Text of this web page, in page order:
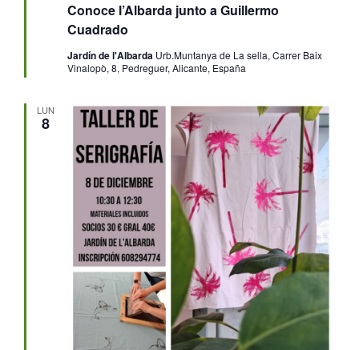
Conoce l’Albarda junto a Guillermo
Cuadrado
Jardín de l'Albarda Urb.Muntanya de La sella, Carrer Baix
Vinalopò, 8, Pedreguer, Alicante, España
LUN
8